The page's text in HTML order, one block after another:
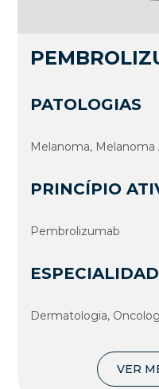
PATOLOGIAS
Melanoma, Melanoma
PRINCÍPIO
Pembrolizumab
Dermatologia,
VER